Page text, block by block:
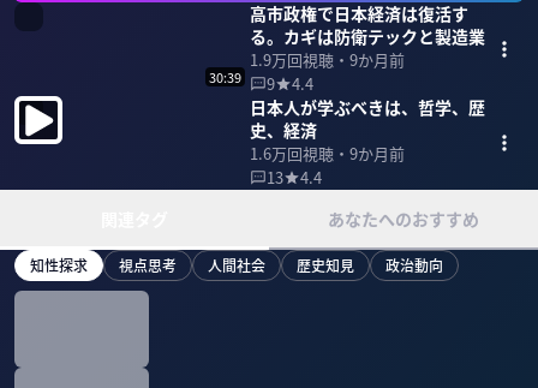
高市政権で日本経済は復活す
る。カギは防衛テックと製造業
1.9万回視聴・ 9か月前
9
4.4
30:39
日本人が学ぶべきは、哲学、歴
史、経済
1.6万回視聴・ 9か月前
13
4.4
あなたへのおすすめ
知性探求 視点思考 人間社会 歴史知見 政治動向